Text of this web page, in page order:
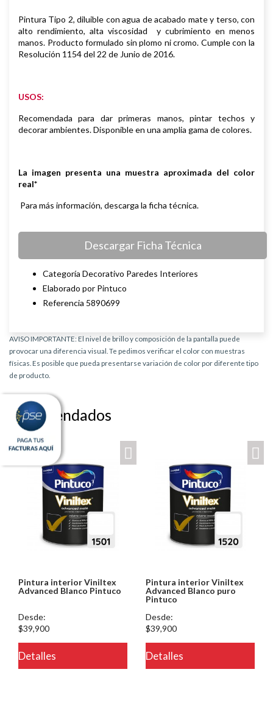
Pintura Tipo 2, diluible con agua de acabado mate y terso, con
alto rendimiento, altaviscosidad y cubrimiento en menos
manos. Producto formulado sin plomo ni cromo. Cumple con la
Resolución 1154 del 22 de Junio de 2016.
USOS:
Recomendada para dar primeras manos, pintar techos y
decorar ambientes. Disponible en una amplia gama de colores.
La imagen presenta una muestra aproximada del color
real*
Para más información, descarga la ficha técnica.
Descargar Ficha Técnica
Categoría Decorativo Paredes Interiores
Elaborado por Pintuco
Referencia 5890699
AVISO IMPORTANTE: El nivel de brillo y composición de la pantalla puede
provocar una diferencia visual. Te pedimos verificar el color con muestras
físicas. Es posible que pueda presentarse variación de color por diferente tipo
de producto.
Recomendados
Pintura interior Viniltex
Advanced Blanco Pintuco
Desde:
$39,900
Detalles
Pintura interior Viniltex
Advanced Blanco puro
Pintuco
Desde:
$39,900
Detalles